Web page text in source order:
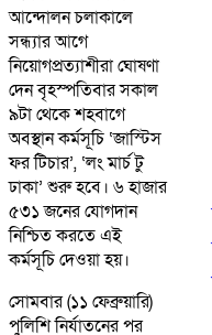
আন্দোলন চলাকালে
সন্ধ্যার আগে
নিয়োগপ্রত্যাশীরা ঘোষণা
দেন বৃহস্পতিবার সকাল
৯টা থেকে শহবাগে
অবস্থান কর্মসূচি ‘জাস্টিস
ফর টিচার’, ‘লং মার্চ টু
ঢাকা’ শুরু হবে। ৬ হাজার
৫৩১ জনের যোগদান
নিশ্চিত করতে এই
কর্মসূচি দেওয়া হয়।
সোমবার (১১ ফেব্রুয়ারি)
পুলিশি নির্যাতনের পর